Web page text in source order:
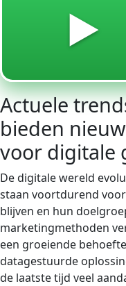
▶️
Actuele
bieden
voor digitale
De digitale wereld
staan voortdurend
blijven en hun
marketingmethoden
een groeiende
datagestuurde
de laatste tijd veel